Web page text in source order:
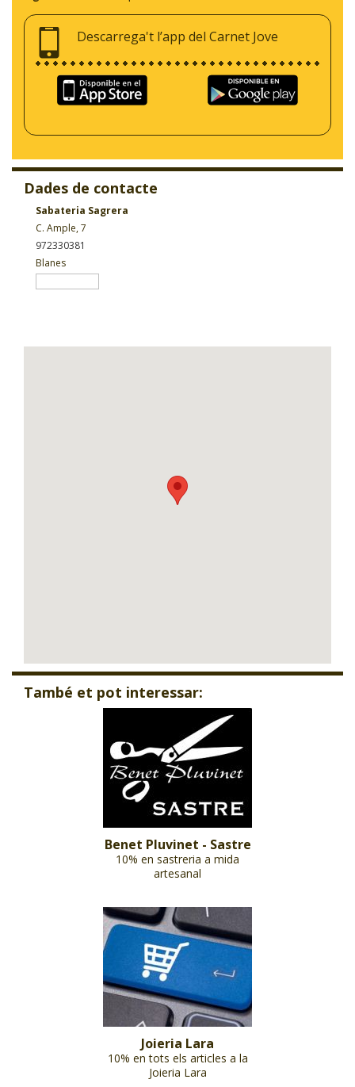
Descarrega't l’app del Carnet Jove
Dades de contacte
Sabateria Sagrera
C. Ample, 7
972330381
Blanes
També et pot interessar:
Benet Pluvinet - Sastre
10% en sastreria a mida
artesanal
Joieria Lara
10% en tots els articles a la
Joieria Lara